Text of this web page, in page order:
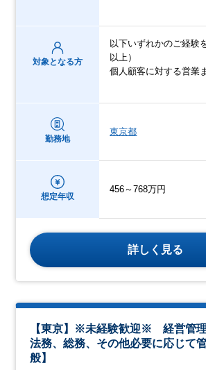
対象となる方
以下いずれかのご経験
以上）
個人顧客に対する営業
勤務地
東京都
想定年収
456～768万円
詳しく見る
【東京】※未経験歓迎※ 経営管理
法務、総務、その他必要に応じて
般】